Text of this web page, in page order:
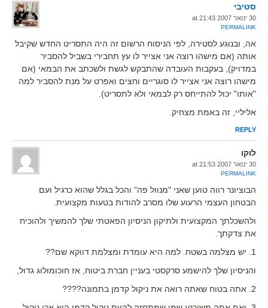
סטיבי
30 ינואר 2007 at 21:43
PERMALINK
אה, ובנוגע לסטירה, לפי הניסוח הרשום זה היה התסריט החדש שקיבל
אותה (אם מישהו רוצה אני אצייר לו עץ תחבירי בשביל להסביר
במדויק), בעקבות העובדה שהתבקש לגשת ולשכתב את הבמאי (אם
מישהו רוצה אני אצייר לו סוגריים וחצים ואפרט על מנת להסביר למה
"אותו" יכול להתייחס רק לבמאי ולא לתסריט).
אליליי, זה באמת מצחיק.
REPLY
לוקו
30 ינואר 2007 at 21:53
PERMALINK
הבוציונר רווה טוען שאני "מנוול פה" והכל בגלל שהוא כרגיל ועם
הבטחון העצמי הרעוע שלו מסרב להודות בטעות מקצועית.
ולהשכלתך המקצועית ולתיקון הניסיון הפאטתי שלך להמשיך ולהוכיח
את צדקתך.
1. יש מצלמה בשטח. למה היא עומדת ומצלמת דווקא שם??
והניסיון שלך להישמע סרקסטי בעניין חברת ביטוח, אז חוכומולוג גדול,
2. אתה בטוח שאתה רואה את ניקול קדמן בתמונה????